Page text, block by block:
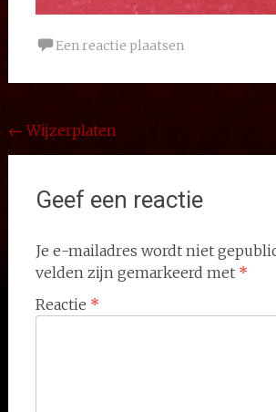
Een reactie plaatsen
Bericht
navigatie
← Wijzerplaten
Geef een reactie
Je e-mailadres wordt niet
velden zijn gemarkeerd met *
Reactie *